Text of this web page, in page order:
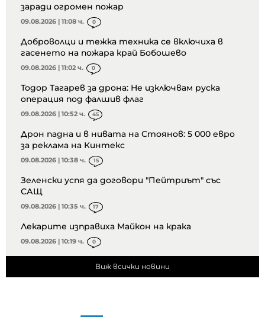
заради огромен пожар
09.08.2026 | 11:08 ч. 0
Доброволци и тежка техника се включиха в
гасенето на пожара край Бобошево
09.08.2026 | 11:02 ч. 0
Тодор Тагарев за дрона: Не изключвам руска
операция под фалшив флаг
09.08.2026 | 10:52 ч. 45
Дрон падна и в нивата на Стоянов: 5 000 евро
за реклама на Кинтекс
09.08.2026 | 10:38 ч. 15
Зеленски успя да договори "Пейтриът" със
САЩ
09.08.2026 | 10:35 ч. 17
Лекарите изправиха Майкон на крака
09.08.2026 | 10:19 ч. 0
Виж всички новини